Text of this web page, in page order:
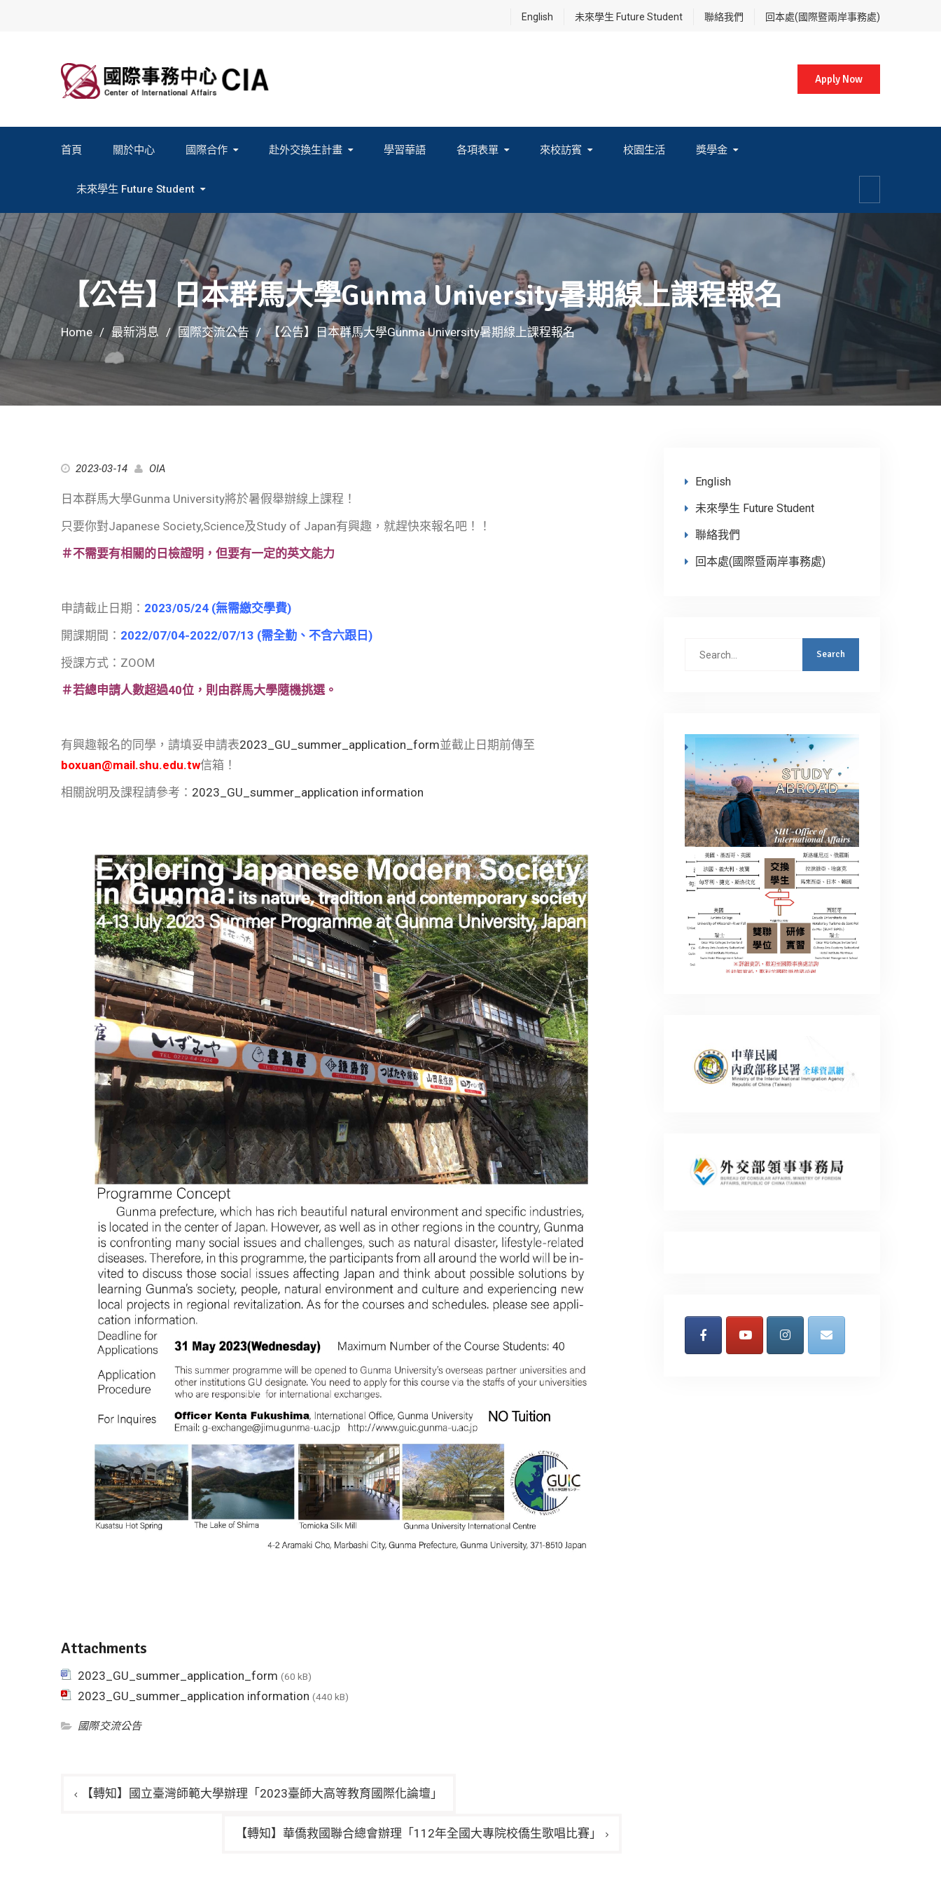
English 未來學生 Future Student 聯絡我們 回本處(國際暨兩岸事務處)
Apply Now
首頁 關於中心 國際合作 赴外交換生計畫 學習華語 各項表單 來校訪賓 校園生活 獎學金
未來學生 Future Student
【公告】日本群馬大學Gunma University暑期線上課程報名
Home 最新消息 國際交流公告 【公告】日本群馬大學Gunma University暑期線上課程報名
2023-03-14 OIA
日本群馬大學Gunma University將於暑假舉辦線上課程！
只要你對Japanese Society,Science及Study of Japan有興趣，就趕快來報名吧！！
＃不需要有相關的日檢證明，但要有一定的英文能力
申請截止日期： 2023/05/24 (無需繳交學費)
開課期間： 2022/07/04-2022/07/13 (需全勤、不含六跟日)
授課方式：ZOOM
＃若總申請人數超過40位，則由群馬大學隨機挑選。
有興趣報名的同學，請填妥申請表2023_GU_summer_application_form並截止日期前傳至
boxuan@mail.shu.edu.tw信箱！
相關說明及課程請參考： 2023_GU_summer_application information
Attachments
2023_GU_summer_application_form (60 kB)
2023_GU_summer_application information (440 kB)
國際交流公告
【轉知】國立臺灣師範大學辦理「2023臺師大高等教育國際化論壇」
【轉知】華僑救國聯合總會辦理「112年全國大專院校僑生歌唱比賽」
English
未來學生 Future Student
聯絡我們
回本處(國際暨兩岸事務處)
Search